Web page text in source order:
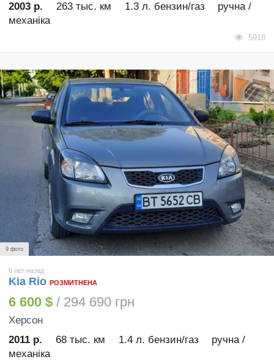
2003 р.
263 тыс. км 1.3 л. бензин/газ
ручна /
механіка
5918
9 фото
6 лет назад
Kia Rio РОЗМИТНЕНА
6 600 $ / 294 690 грн
Херсон
2011 р.
68 тыс. км 1.4 л. бензин/газ
ручна /
механіка